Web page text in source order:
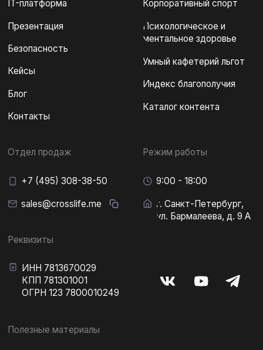
© 2016 - . ООО «Кросслайф»
Политика обработки персональных данных